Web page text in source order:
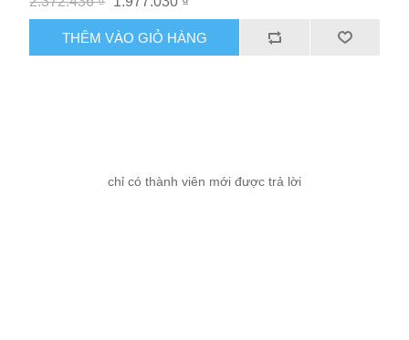
THÊM VÀO GIỎ HÀNG
chỉ có thành viên mới được trả lời